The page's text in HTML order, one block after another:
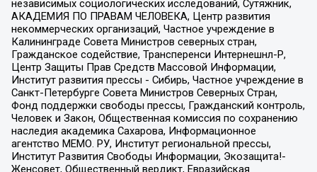
независимых социологических исследований, Сутяжник,
АКАДЕМИЯ ПО ПРАВАМ ЧЕЛОВЕКА, Центр развития
некоммерческих организаций, Частное учреждение в
Калининграде Совета Министров северных стран,
Гражданское содействие, Трансперенси Интернешнл-Р,
Центр Защиты Прав Средств Массовой Информации,
Институт развития прессы - Сибирь, Частное учреждение в
Санкт-Петербурге Совета Министров Северных Стран,
Фонд поддержки свободы прессы, Гражданский контроль,
Человек и Закон, Общественная комиссия по сохранению
наследия академика Сахарова, Информационное
агентство МЕМО. РУ, Институт региональной прессы,
Институт Развития Свободы Информации, Экозащита!-
Женсовет, Общественный вердикт, Евразийская